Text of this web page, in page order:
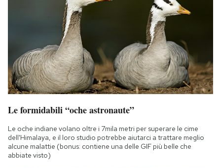
Le formidabili “oche astronaute”
Le oche indiane volano oltre i 7mila metri per superare le cime
dell'Himalaya, e il loro studio potrebbe aiutarci a trattare meglio
alcune malattie (bonus: contiene una delle GIF più belle che
abbiate visto)